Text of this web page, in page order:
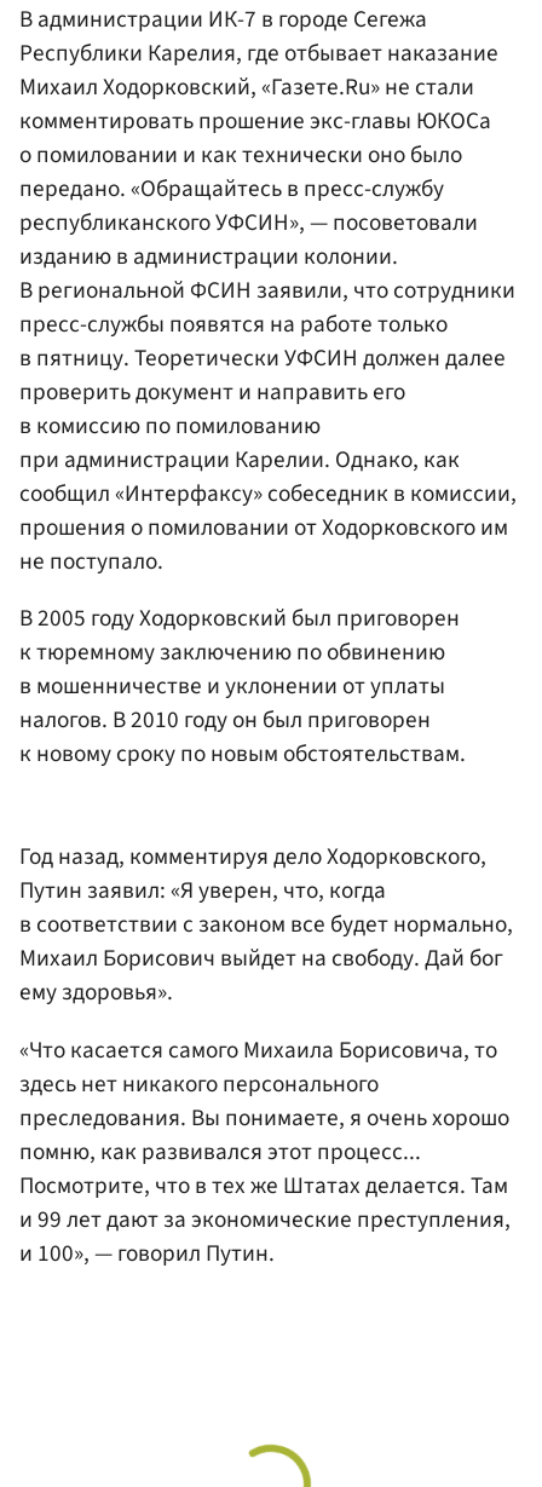
В администрации ИК-7 в городе Сегежа
Республики Карелия, где отбывает наказание
Михаил Ходорковский, «Газете.Ru» не стали
комментировать прошение экс-главы ЮКОСа
о помиловании и как технически оно было
передано. «Обращайтесь в пресс-службу
республиканского УФСИН», — посоветовали
изданию в администрации колонии.
В региональной ФСИН заявили, что сотрудники
пресс-службы появятся на работе только
в пятницу. Теоретически УФСИН должен далее
проверить документ и направить его
в комиссию по помилованию
при администрации Карелии. Однако, как
сообщил «Интерфаксу» собеседник в комиссии,
прошения о помиловании от Ходорковского им
не поступало.
В 2005 году Ходорковский был приговорен
к тюремному заключению по обвинению
в мошенничестве и уклонении от уплаты
налогов. В 2010 году он был приговорен
к новому сроку по новым обстоятельствам.
Год назад, комментируя дело Ходорковского,
Путин заявил: «Я уверен, что, когда
в соответствии с законом все будет нормально,
Михаил Борисович выйдет на свободу. Дай бог
ему здоровья».
«Что касается самого Михаила Борисовича, то
здесь нет никакого персонального
преследования. Вы понимаете, я очень хорошо
помню, как развивался этот процесс...
Посмотрите, что в тех же Штатах делается. Там
и 99 лет дают за экономические преступления,
и 100», — говорил Путин.